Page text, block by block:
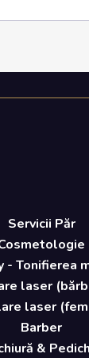
Servicii Păr
- Tonifierea
laser
laser
Barber
&